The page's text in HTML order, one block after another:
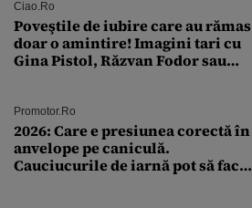
Ciao.ro
Poveştile de iubire care au rămas
doar o amintire! Imagini tari cu
Gina Pistol, Răzvan Fodor sau
Promotor.ro
2026: Care e presiunea corectă în
anvelope pe caniculă.
Cauciucurile de iarnă pot să facă